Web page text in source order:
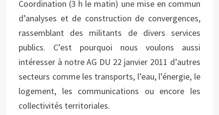
Coordination (3 h le matin) une mise en commun
d’analyses et de construction de convergences,
rassemblant des militants de divers services
publics. C’est pourquoi nous voulons aussi
intéresser à notre AG DU 22 janvier 2011 d’autres
secteurs comme les transports, l’eau, l’énergie, le
logement, les communications ou encore les
collectivités territoriales.